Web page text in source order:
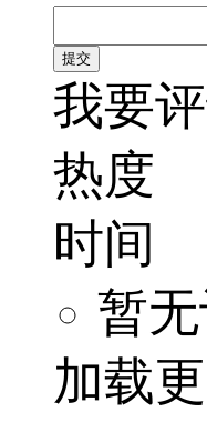
我要
热度
时间
暂
加载